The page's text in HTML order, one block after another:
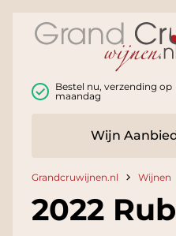
Bestel nu, verzending op
maandag
Wijn
Grandcruwijnen.nl Wijnen
2022